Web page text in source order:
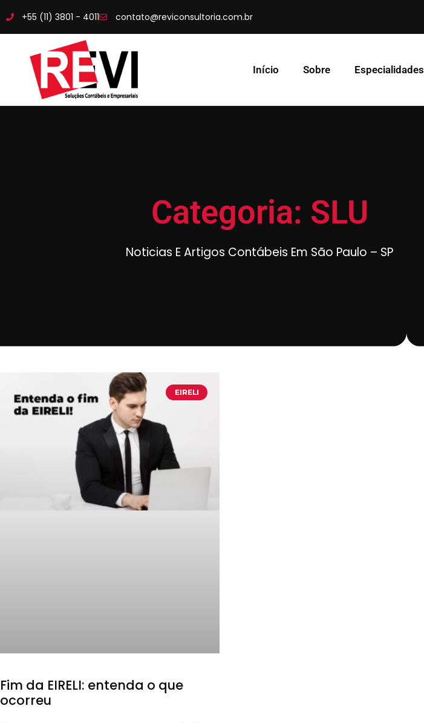
+55 (11) 3801 - 4011 contato@reviconsultoria.com.br
Início Sobre Especialidades
Categoria: SLU
Noticias E Artigos Contábeis Em São Paulo – SP
EIRELI
Fim da EIRELI: entenda o que
ocorreu